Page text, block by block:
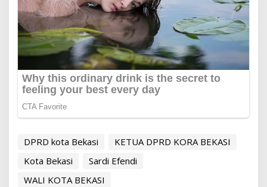
DPRD kota Bekasi
KETUA DPRD KORA BEKASI
Kota Bekasi
Sardi Efendi
WALI KOTA BEKASI